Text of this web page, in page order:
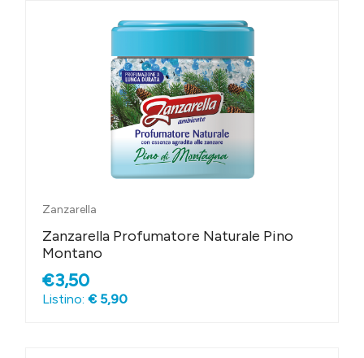
Zanzarella
Zanzarella Profumatore Naturale Pino
Montano
€3,50
Listino: € 5,90